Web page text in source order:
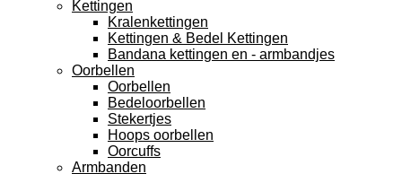
Kettingen
Kralenkettingen
Kettingen & Bedel Kettingen
Bandana kettingen en - armbandjes
Oorbellen
Oorbellen
Bedeloorbellen
Stekertjes
Hoops oorbellen
Oorcuffs
Armbanden